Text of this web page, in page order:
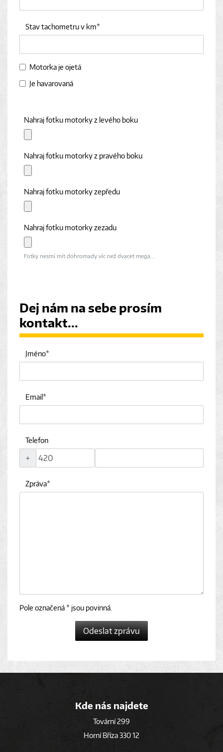
Stav tachometru v km
Motorka je ojetá
Je havarovaná
Nahraj fotku motorky z levého boku
Nahraj fotku motorky z pravého boku
Nahraj fotku motorky zepředu
Nahraj fotku motorky zezadu
Fotky nesmí mít dohromady víc než dvacet mega...
Dej nám na sebe prosím
kontakt...
Jméno
Email
Telefon
+
Zpráva
Pole označená * jsou povinná.
Odeslat zprávu
Kde nás najdete
Tovární 299
Horní Bříza 330 12